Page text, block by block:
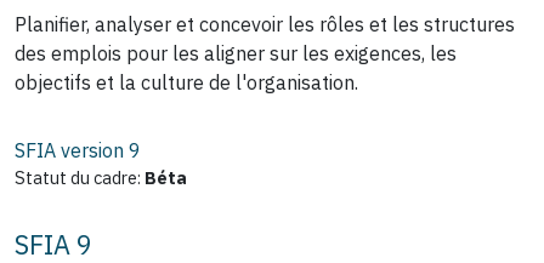
Planifier, analyser et concevoir les rôles et les structures
des emplois pour les aligner sur les exigences, les
objectifs et la culture de l'organisation.
SFIA version 9
Statut du cadre: Béta
SFIA 9